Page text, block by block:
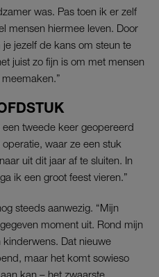
was. Pas toen ik er zelf
mensen hiermee leven. Door
jezelf de kans om steun te
juist zo fijn is om met mensen
tweede keer geopereerd
waar ze een stuk
uit dit jaar af te sluiten. In
ik een groot feest vieren.”
steeds aanwezig. “Mijn
moment uit. Rond mijn
Dat nieuwe
maar het komt sowieso
kan – het zwaarste